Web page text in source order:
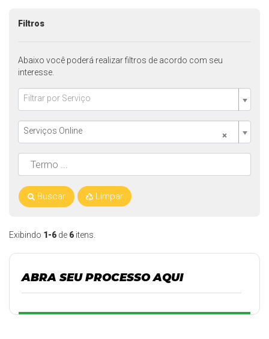
Exibindo 1-6 de 6 itens.
ABRA SEU PROCESSO AQUI
Filtros
Abaixo você poderá realizar filtros de acordo com seu
interesse.
Filtrar por Serviço
×
Serviços Online
Buscar Limpar